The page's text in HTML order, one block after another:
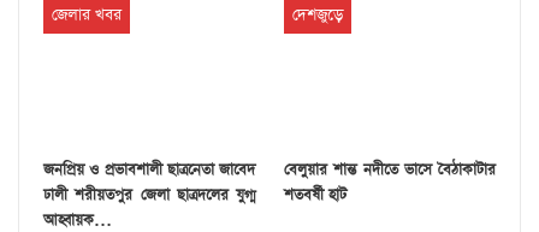
জেলার খবর
জনপ্রিয় ও প্রভাবশালী ছাত্রনেতা জাবেদ
ঢালী শরীয়তপুর জেলা ছাত্রদলের যুগ্ম
আহ্বায়ক…
দেশজুড়ে
বেলুয়ার শান্ত নদীতে ভাসে বৈঠাকাটার
শতবর্ষী হাট